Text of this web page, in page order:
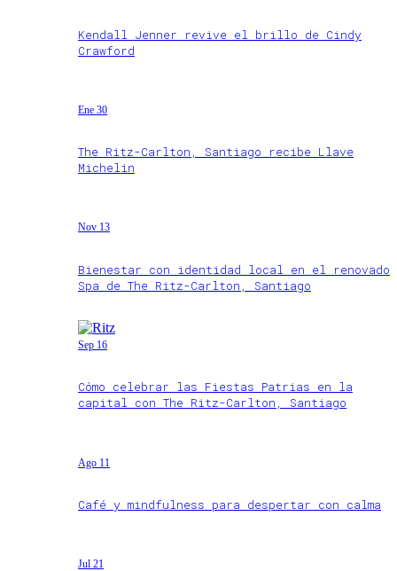
Kendall Jenner revive el brillo de Cindy
Crawford
Ene 30
The Ritz-Carlton, Santiago recibe Llave
Michelin
Nov 13
Bienestar con identidad local en el renovado
Spa de The Ritz-Carlton, Santiago
Sep 16
Cómo celebrar las Fiestas Patrias en la
capital con The Ritz-Carlton, Santiago
Ago 11
Café y mindfulness para despertar con calma
Jul 21